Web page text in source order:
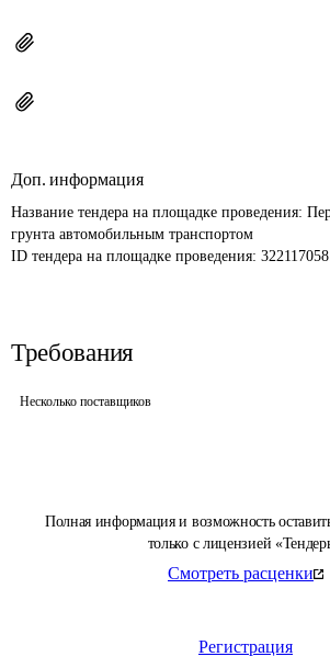
Полная информация и возможность
только с лицензией
Смотреть расценки
Регистрация
Доп. информация
Название тендера на площадке проведения:
грунта автомобильным транспортом
ID тендера на площадке проведения:
Требования
Несколько поставщиков